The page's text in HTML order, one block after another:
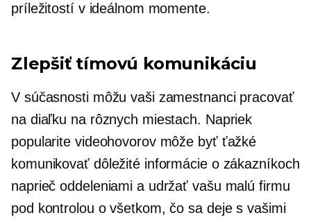
príležitostí v ideálnom momente.
Zlepšiť tímovú komunikáciu
V súčasnosti môžu vaši zamestnanci pracovať
na diaľku na rôznych miestach. Napriek
popularite videohovorov môže byť ťažké
komunikovať dôležité informácie o zákazníkoch
naprieč oddeleniami a udržať vašu malú firmu
pod kontrolou o všetkom, čo sa deje s vašimi